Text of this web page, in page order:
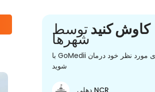
کاوش کنیدتوسط
شهرها
با GoMedii در شهرهای مورد نظر خود درمان
شوید
دهلی NCR